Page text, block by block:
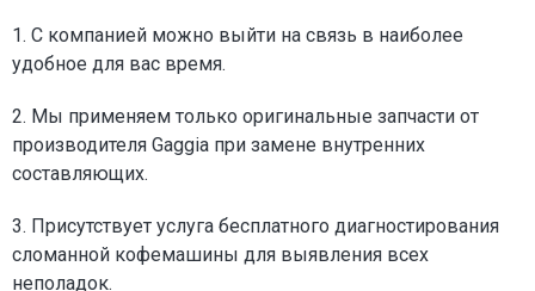
1. С компанией можно выйти на связь в наиболее
удобное для вас время.
2. Мы применяем только оригинальные запчасти от
производителя Gaggia при замене внутренних
составляющих.
3. Присутствует услуга бесплатного диагностирования
сломанной кофемашины для выявления всех
неполадок.